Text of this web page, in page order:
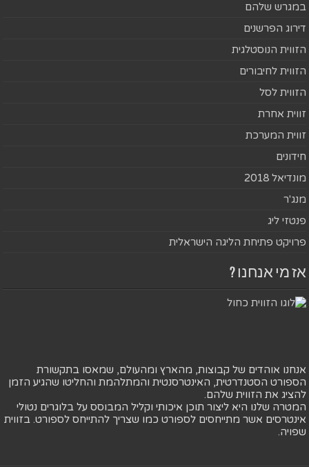
במגרש שלהם
דירוג הפרשנים
הזווית הנוסטלגית
הזווית לחיבורים
הזווית לסל
זווית אחרת
זווית המערכת
חידונים
מונדיאל 2018
מנג'ר
פנטזי ליג
פרויקט פתיחת הליגה הישראלית
אז מי אנחנו ?
אנחנו אוהדים של קבוצות, מהארץ ומהעולם, שמאסו בתקשורת
הספורט הסטנדרטית, האינטרסנטית והמתלהמת והחליטו שהגיע הזמן
להציג את הזווית שלהם.
המטרה שלנו היא ליצור תוכן איכותי וקליל המבוסס על בלוגרים נטולי
אינטרסים אשר מתייחסים לספורט כמו שצריך להתייחס לספורט. בזווית
שפויה.